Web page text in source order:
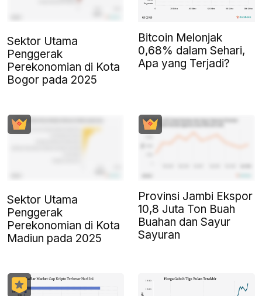
Sektor Utama
Penggerak
Perekonomian di Kota
Bogor pada 2025
Bitcoin Melonjak
0,68% dalam Sehari,
Apa yang Terjadi?
Sektor Utama
Penggerak
Perekonomian di Kota
Madiun pada 2025
Provinsi Jambi Ekspor
10,8 Juta Ton Buah
Buahan dan Sayur
Sayuran